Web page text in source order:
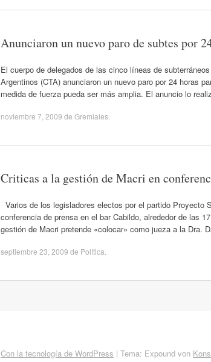
Anunciaron un nuevo paro de subtes por
El cuerpo de delegados de las cinco líneas de
Argentinos (CTA) anunciaron un nuevo paro por 24 horas
medida de fuerza pueda ser más amplia. El anuncio lo
noviembre 7, 2009 de Gremiales
Criticas a la gestión de Macri en
Varios de los legisladores electos por el partido Proyecto
conferencia de prensa en el bar Cabildo, alrededor de las
gestión de Macri pretende «colocar» como jueza a la
septiembre 23, 2009 de Política
Con la tecnología de WordPress | Tema: Expound von